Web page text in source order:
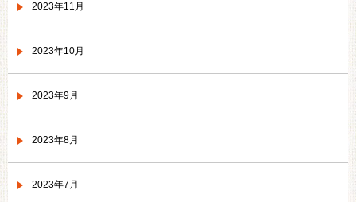
2023年11月
2023年10月
2023年9月
2023年8月
2023年7月